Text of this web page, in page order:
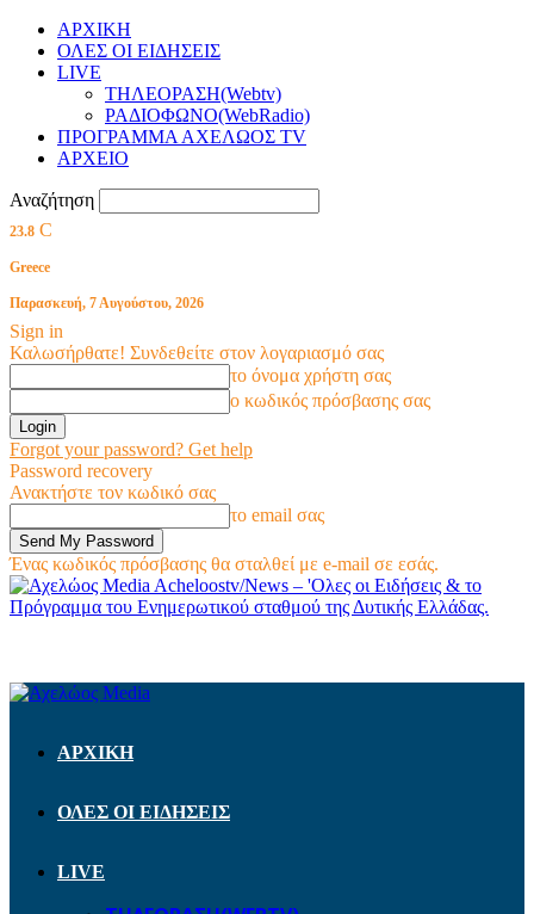
ΑΡΧΙΚΗ
ΟΛΕΣ ΟΙ ΕΙΔΗΣΕΙΣ
LIVE
ΤΗΛΕΟΡΑΣΗ(Webtv)
ΡΑΔΙΟΦΩΝΟ(WebRadio)
ΠΡΟΓΡΑΜΜΑ ΑΧΕΛΩΟΣ TV
ΑΡΧΕΙΟ
Αναζήτηση
23.8 C
Greece
Παρασκευή, 7 Αυγούστου, 2026
Sign in
Καλωσήρθατε! Συνδεθείτε στον λογαριασμό σας
το όνομα χρήστη σας
ο κωδικός πρόσβασης σας
Forgot your password? Get help
Password recovery
Ανακτήστε τον κωδικό σας
το email σας
Ένας κωδικός πρόσβασης θα σταλθεί με e-mail σε εσάς.
Acheloostv/News – 'Ολες οι Ειδήσεις & το
Πρόγραμμα του Ενημερωτικού σταθμού της Δυτικής Ελλάδας.
ΑΡΧΙΚΗ
ΟΛΕΣ ΟΙ ΕΙΔΗΣΕΙΣ
LIVE